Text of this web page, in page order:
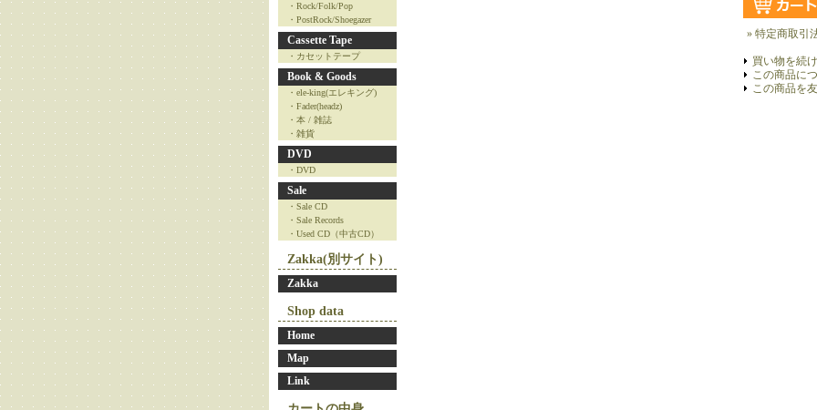
・Rock/Folk/Pop
・PostRock/Shoegazer
Cassette Tape
・カセットテープ
Book & Goods
・ele-king(エレキング)
・Fader(headz)
・本 / 雑誌
・雑貨
DVD
・DVD
Sale
・Sale CD
・Sale Records
・Used CD（中古CD）
Zakka(別サイト)
Zakka
Shop data
Home
Map
Link
» 特定商取引
買い物を続
この商品に
この商品を